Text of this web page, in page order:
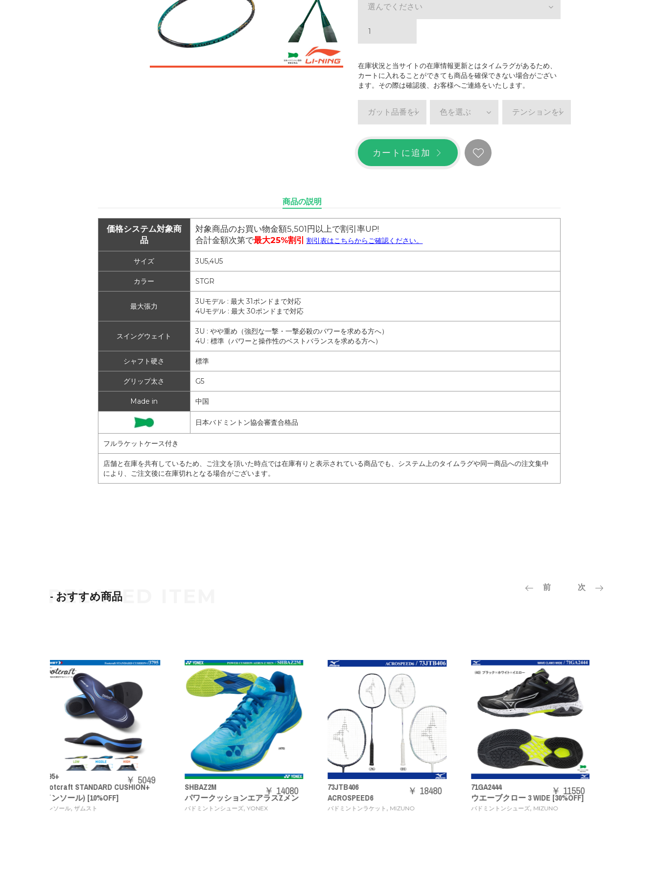
選んでください
在庫状況と当サイトの在庫情報更新とはタイムラグがあるため、
カートに入れることができても商品を確保できない場合がござい
ます。その際は確認後、お客様へご連絡をいたします。
ガット品番を選ぶ 色を選ぶ テンションを選ぶ
カートに追加
商品の説明
価格システム対象商
品
対象商品のお買い物金額5,501円以上で割引率UP!
合計金額次第で最大25%割引 割引表はこちらからご確認ください。
サイズ 3U5,4U5
カラー STGR
最大張力
3Uモデル : 最大 31ポンドまで対応
4Uモデル : 最大 30ポンドまで対応
スイングウェイト
3U : やや重め（強烈な一撃・一撃必殺のパワーを求める方へ）
4U : 標準（パワーと操作性のベストバランスを求める方へ）
シャフト硬さ 標準
グリップ太さ G5
Made in 中国
日本バドミントン協会審査合格品
フルラケットケース付き
店舗と在庫を共有しているため、ご注文を頂いた時点では在庫有りと表示されている商品でも、システム上のタイムラグや同一商品への注文集中
により、ご注文後に在庫切れとなる場合がございます。
- おすすめ商品
前 次
SHBAZ2M
パワークッションエアラスZメン
バドミントンシューズ
￥ 14080
73JTB406
ACROSPEED6
バドミントンラケット
￥ 18480
71GA2444
ウエーブクロー 3 WIDE [30%OFF]
バドミントンシューズ
￥ 11550
73JTB403
ACROSPEED3
バドミントンラケット,
￥ 20240